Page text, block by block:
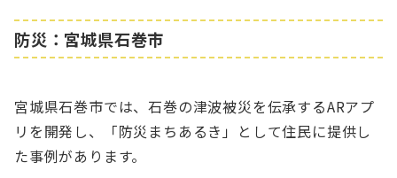
防災：宮城県石巻市
宮城県石巻市では、石巻の津波被災を伝承するARアプ
リを開発し、「防災まちあるき」として住民に提供し
た事例があります。